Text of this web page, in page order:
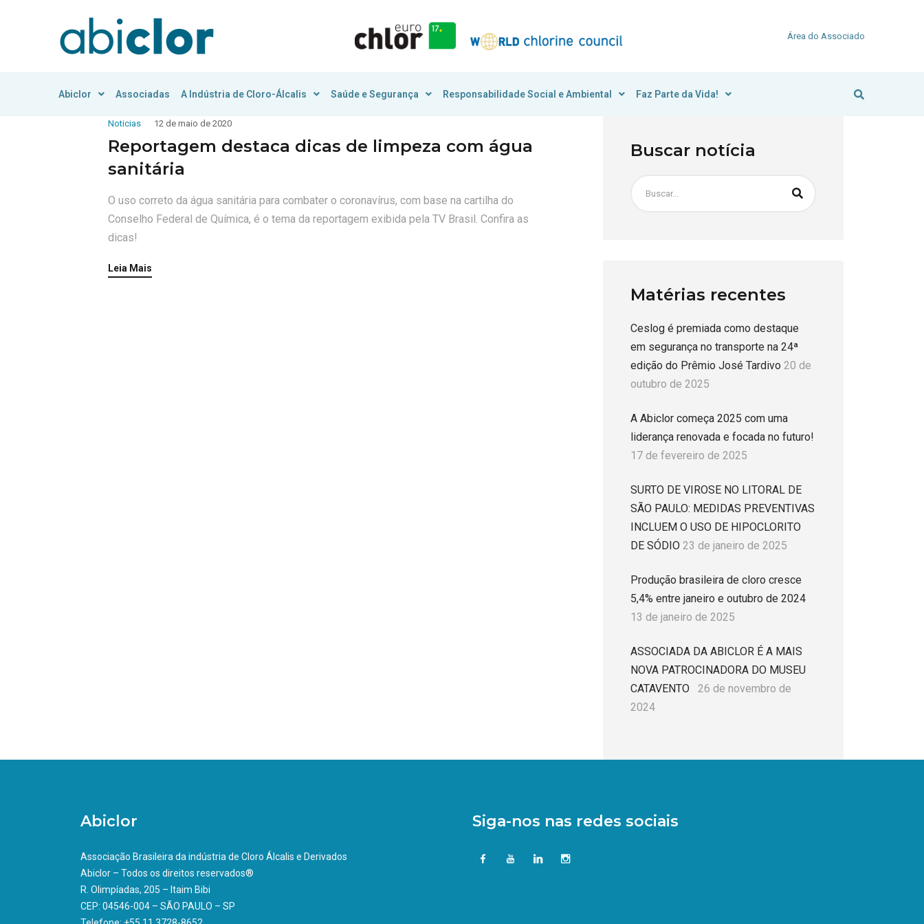
Área do Associado
Abiclor Associadas A Indústria de Cloro-Álcalis Saúde e Segurança Responsabilidade Social e Ambiental Faz Parte da Vida!
Noticias 12 de maio de 2020
Reportagem destaca dicas de limpeza com água
sanitária
O uso correto da água sanitária para combater o coronavírus, com base na cartilha do
Conselho Federal de Química, é o tema da reportagem exibida pela TV Brasil. Confira as
dicas!
Leia Mais
Buscar notícia
Matérias recentes
Ceslog é premiada como destaque
em segurança no transporte na 24ª
edição do Prêmio José Tardivo 20 de
outubro de 2025
A Abiclor começa 2025 com uma
liderança renovada e focada no futuro!
17 de fevereiro de 2025
SURTO DE VIROSE NO LITORAL DE
SÃO PAULO: MEDIDAS PREVENTIVAS
INCLUEM O USO DE HIPOCLORITO
DE SÓDIO 23 de janeiro de 2025
Produção brasileira de cloro cresce
5,4% entre janeiro e outubro de 2024
13 de janeiro de 2025
ASSOCIADA DA ABICLOR É A MAIS
NOVA PATROCINADORA DO MUSEU
CATAVENTO
26 de novembro de
2024
Abiclor
Associação Brasileira da indústria de Cloro Álcalis e Derivados
Abiclor – Todos os direitos reservados®
R. Olimpíadas, 205 – Itaim Bibi
CEP: 04546-004 – SÃO PAULO – SP
Siga-nos nas redes sociais